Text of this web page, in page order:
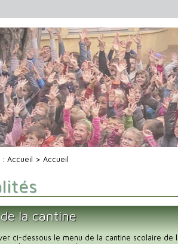
:Accueil > Accueil
la cantine
ci-dessous le menu de la cantine scolaire de